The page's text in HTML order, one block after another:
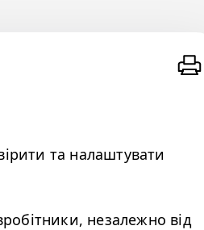
та налаштувати
незалежно від